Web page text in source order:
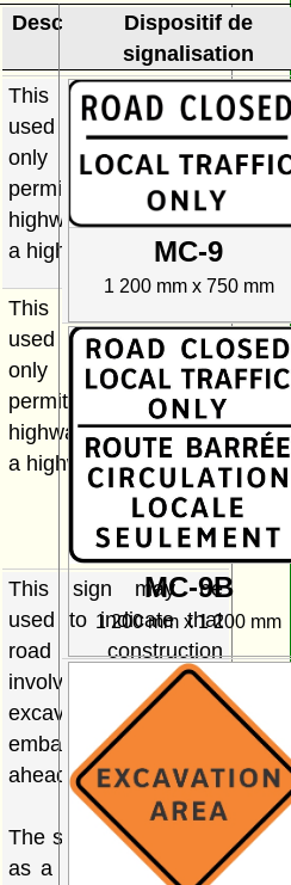
Description and Use
This sign may be
used to indicate that
only local traffic is
permitted to use a
highway or portion of
a highway.
This sign may be
used to indicate that
only local traffic is
permitted to use a
highway or portion of
a highway.
This sign may be
used to indicate that
road construction
involving either an
excavation area or an
embankment area lies
ahead.
The sign may be used
as a stand-alone sign
Dispositif de
signalisation
MC-9
1 200 mm x 750 mm
MC-9B
1 200 mm x 1 200 mm